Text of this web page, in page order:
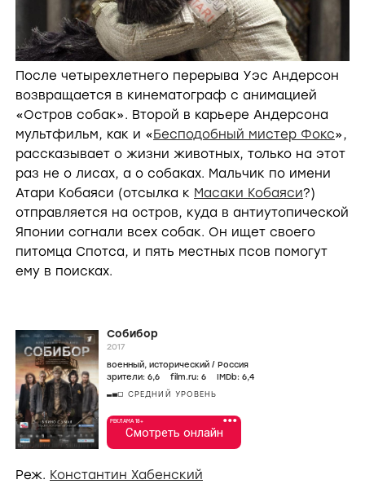
После четырехлетнего перерыва Уэс Андерсон
возвращается в кинематограф с анимацией
«Остров собак». Второй в карьере Андерсона
мультфильм, как и «Бесподобный мистер Фокс»,
рассказывает о жизни животных, только на этот
раз не о лисах, а о собаках. Мальчик по имени
Атари Кобаяси (отсылка к Масаки Кобаяси?)
отправляется на остров, куда в антиутопической
Японии согнали всех собак. Он ищет своего
питомца Спотса, и пять местных псов помогут
ему в поисках.
Собибор
2017
военный, исторический / Россия
зрители: 6,6 film.ru: 6 IMDb: 6,4
СРЕДНИЙ УРОВЕНЬ
•••
РЕКЛАМА 18+
Смотреть онлайн
Реж. Константин Хабенский